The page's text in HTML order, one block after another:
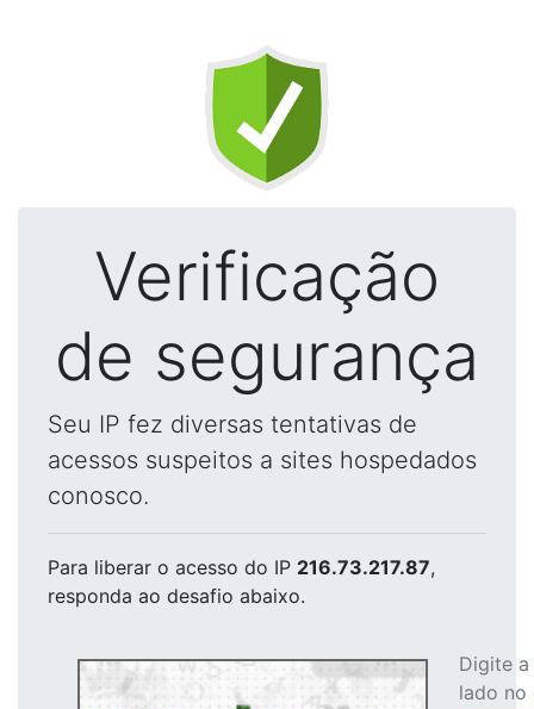
Verificação
de segurança
Seu IP fez diversas tentativas de
acessos suspeitos a sites hospedados
conosco.
Para liberar o acesso do IP 216.73.217.87,
responda ao desafio abaixo.
Digite
lado no